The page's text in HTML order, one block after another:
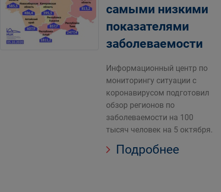
самыми низкими
показателями
заболеваемости
Информационный центр по
мониторингу ситуации с
коронавирусом подготовил
обзор регионов по
заболеваемости на 100
тысяч человек на 5 октября.
Подробнее